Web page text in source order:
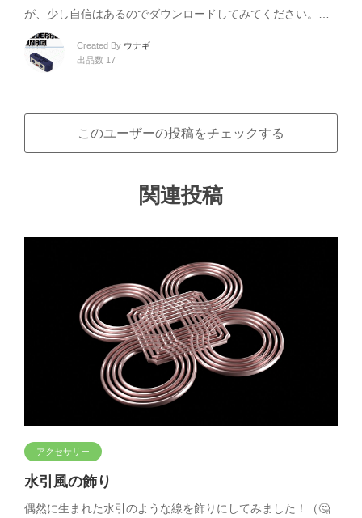
が、少し自信はあるのでダウンロードしてみてください。…
Created By ウナギ
出品数 17
このユーザーの投稿をチェックする
関連投稿
アクセサリー
水引風の飾り
偶然に生まれた水引のような線を飾りにしてみました！（🤔